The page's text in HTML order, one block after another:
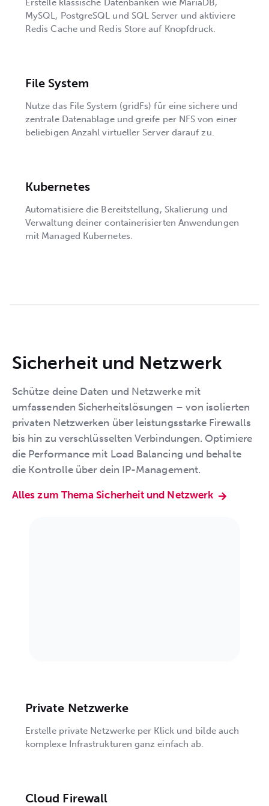
Erstelle klassische Datenbanken wie MariaDB,
MySQL, PostgreSQL und SQL Server und aktiviere
Redis Cache und Redis Store auf Knopfdruck.
File System
Nutze das File System (gridFs) für eine sichere und
zentrale Datenablage und greife per NFS von einer
beliebigen Anzahl virtueller Server darauf zu.
Kubernetes
Automatisiere die Bereitstellung, Skalierung und
Verwaltung deiner containerisierten Anwendungen
mit Managed Kubernetes.
Sicherheit und Netzwerk
Schütze deine Daten und Netzwerke mit
umfassenden Sicherheitslösungen – von isolierten
privaten Netzwerken über leistungsstarke Firewalls
bis hin zu verschlüsselten Verbindungen. Optimiere
die Performance mit Load Balancing und behalte
die Kontrolle über dein IP-Management.
Alles zum Thema Sicherheit und Netzwerk
Private Netzwerke
Erstelle private Netzwerke per Klick und bilde auch
komplexe Infrastrukturen ganz einfach ab.
Cloud Firewall